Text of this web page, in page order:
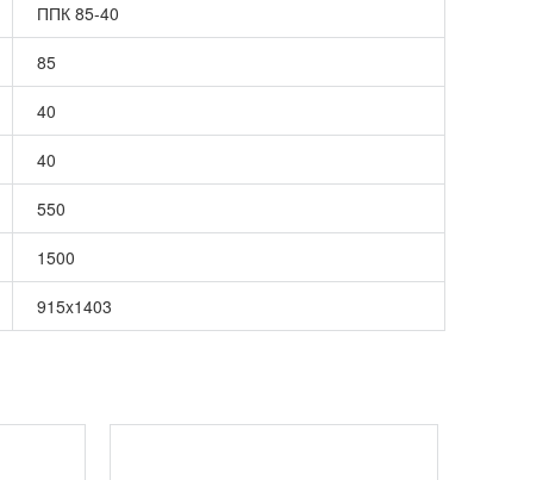
ППК 85-40
85
40
40
550
1500
915x1403